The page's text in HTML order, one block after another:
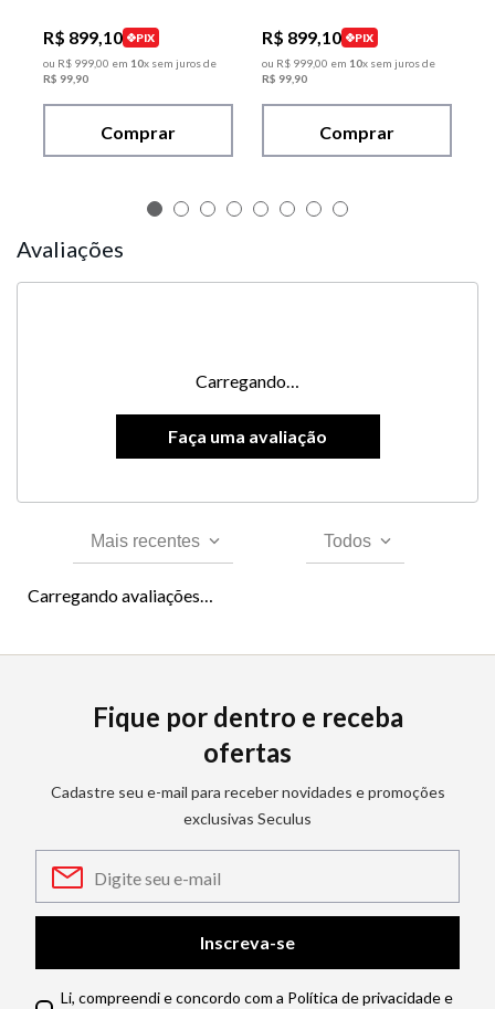
R$ 899,10
PIX
ou R$ 99900 em 10x sem juros de
R$ 99 90
Comprar
R$ 899,10
PIX
ou R$ 99900 em 10x sem juros de
R$ 99 90
Comprar
Avaliações
Carregando…
Mais recentes Todos
Carregando avaliações…
Fique por dentro e receba
ofertas
Cadastre seu e-mail para receber novidades e promoções
exclusivas Seculus
Inscreva-se
Li, compreendi e concordo com a Política de privacidade e